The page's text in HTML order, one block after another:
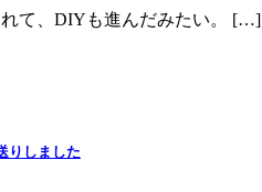
て、DIYも進んだみたい。 […]
りしました